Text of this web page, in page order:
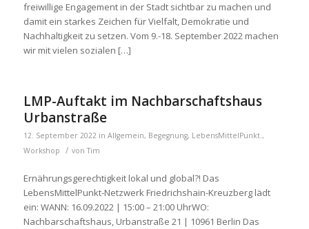
freiwillige Engagement in der Stadt sichtbar zu machen und
damit ein starkes Zeichen für Vielfalt, Demokratie und
Nachhaltigkeit zu setzen. Vom 9.-18. September 2022 machen
wir mit vielen sozialen […]
LMP-Auftakt im Nachbarschaftshaus
Urbanstraße
12. September 2022 in Allgemein, Begegnung, LebensMittelPunkt.,
Workshop
/ vonTim
Ernährungsgerechtigkeit lokal und global?! Das
LebensMittelPunkt-Netzwerk Friedrichshain-Kreuzberg lädt
ein: WANN: 16.09.2022 | 15:00 – 21:00 UhrWO:
Nachbarschaftshaus, Urbanstraße 21 | 10961 Berlin Das